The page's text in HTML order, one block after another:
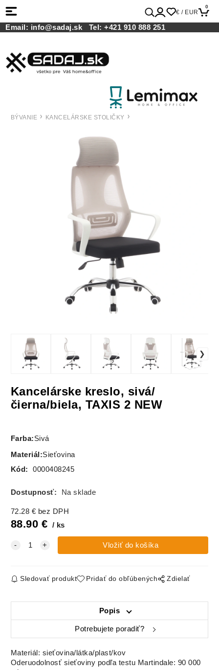
€ / EUR
0
Email: info@sadaj.sk Tel:+421 910 888 251
BÝVANIE KANCELÁRSKE STOLIČKY
Kancelárske kreslo, sivá/
čierna/biela, TAXIS 2 NEW
Farba:Sivá
Materiál :Sieťovina
Kód:
0000408245
Dostupnosť: Na sklade
72.28 € bez DPH
88.90 € ks
Sledovať produkt Pridať do obľúbených Zdielať
Popis
Potrebujete poradiť?
Materiál: sieťovina/látka/plast/kov
Oderuodolnosť sieťoviny podľa testu Martindale: 90 000